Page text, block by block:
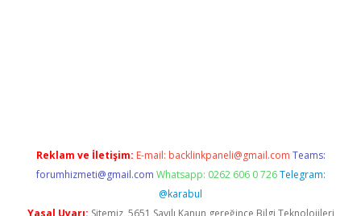
Reklam ve İletişim: E-mail: backlinkpaneli@gmail.com Teams:
forumhizmeti@gmail.com Whatsapp: 0262 606 0 726 Telegram:
@karabul
Yasal Uyarı: Sitemiz, 5651 Sayılı Kanun gereğince Bilgi Teknolojileri